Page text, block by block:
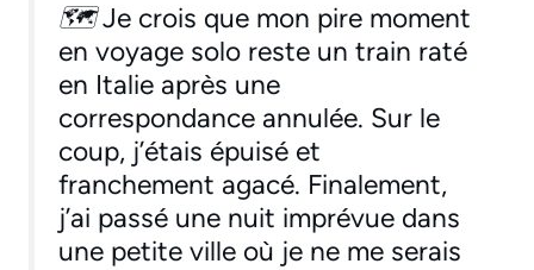
🗺 Je crois que mon pire moment
en voyage solo reste un train raté
en Italie après une
correspondance annulée. Sur le
coup, j’étais épuisé et
franchement agacé. Finalement,
j’ai passé une nuit imprévue dans
une petite ville où je ne me serais